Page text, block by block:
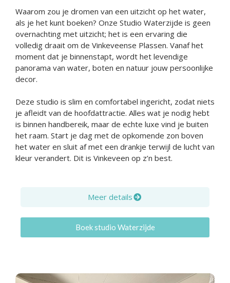
Waarom zou je dromen van een uitzicht op het water,
als je het kunt boeken? Onze Studio Waterzijde is geen
overnachting met uitzicht; het is een ervaring die
volledig draait om de Vinkeveense Plassen. Vanaf het
moment dat je binnenstapt, wordt het levendige
panorama van water, boten en natuur jouw persoonlijke
decor.
Deze studio is slim en comfortabel ingericht, zodat niets
je afleidt van de hoofdattractie. Alles wat je nodig hebt
is binnen handbereik, maar de echte luxe vind je buiten
het raam. Start je dag met de opkomende zon boven
het water en sluit af met een drankje terwijl de lucht van
kleur verandert. Dit is Vinkeveen op z’n best.
Meer details
Boek studio Waterzijde